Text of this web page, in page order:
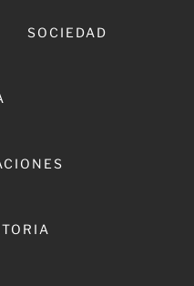
SOCIEDAD
LEIVA